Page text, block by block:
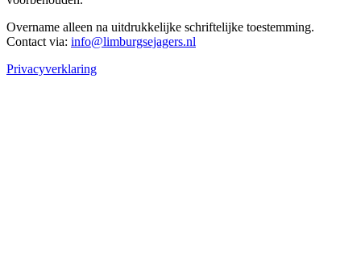
Overname alleen na uitdrukkelijke schriftelijke toestemming.
Contact via: info@limburgsejagers.nl
Privacyverklaring